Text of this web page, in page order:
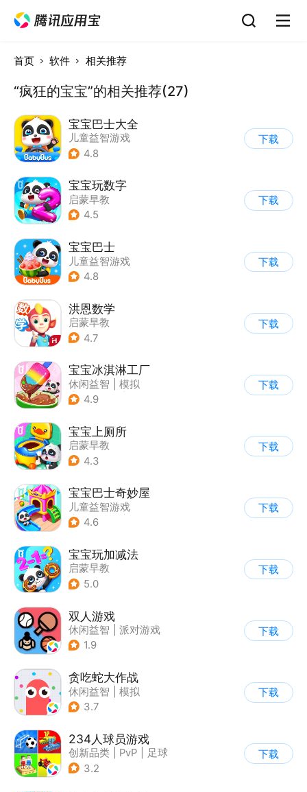
首页 软件 相关推荐
“疯狂的宝宝”的相关推荐(27)
宝宝巴士大全
儿童益智游戏
| 启蒙早教
4.8
下载
宝宝玩数字
启蒙早教
4.5
下载
宝宝巴士
儿童益智游戏
| 启蒙早教
4.8
下载
洪恩数学
启蒙早教
4.7
下载
宝宝冰淇淋工厂
休闲益智
模拟
| 宝宝巴士
4.9
下载
宝宝上厕所
启蒙早教
4.3
下载
宝宝巴士奇妙屋
儿童益智游戏
| 启蒙早教
4.6
下载
宝宝玩加减法
启蒙早教
5.0
下载
双人游戏
休闲益智
派对游戏
1.9
下载
贪吃蛇大作战
休闲益智
模拟
| 贪吃蛇
3.7
下载
234人球员游戏
创新品类 PvP
足球
| 千人同屏
3.2
下载